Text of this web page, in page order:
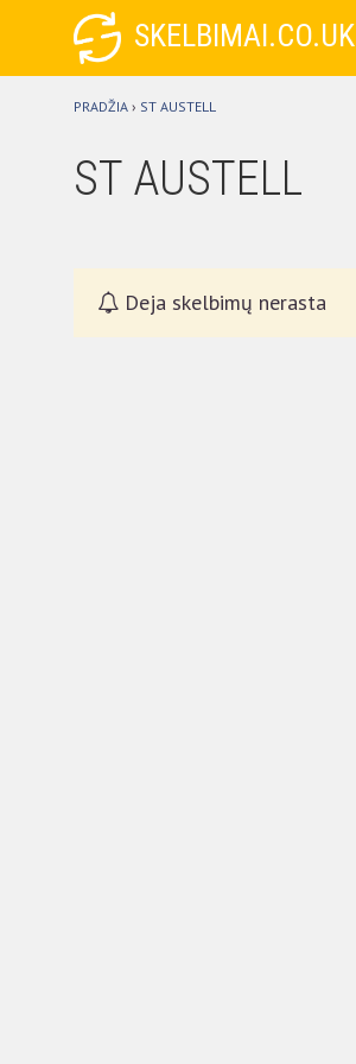
SKELBIMAI.CO.UK
PRADŽIA › ST AUSTELL
ST AUSTELL
Deja skelbimų nerasta